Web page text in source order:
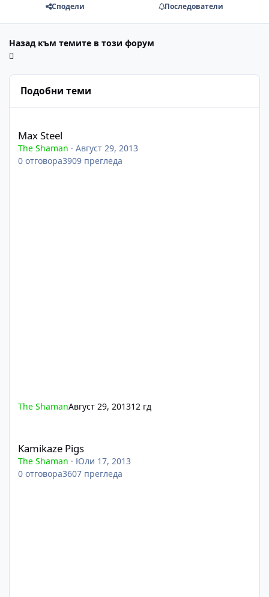
Сподели Последователи
Назад към темите в този форум
Подобни теми
Max Steel
The Shaman · Август 29, 2013
0 отговора3909 прегледа
The ShamanАвгуст 29, 201312 гд
Kamikaze Pigs
The Shaman · Юли 17, 2013
0 отговора3607 прегледа